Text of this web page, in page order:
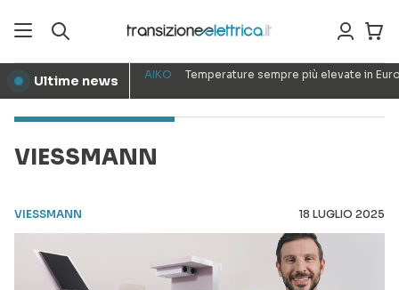
● Ultime news AIKO Temperature sempre più elevate in
VIESSMANN
VIESSMANN 18 LUGLIO 2025